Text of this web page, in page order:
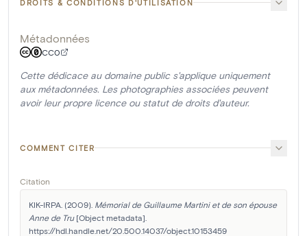
DROITS & CONDITIONS D'UTILISATION
Métadonnées
CC0
Cette dédicace au domaine public s'applique uniquement
aux métadonnées. Les photographies associées peuvent
avoir leur propre licence ou statut de droits d'auteur.
COMMENT CITER
Citation
KIK-IRPA. (2009). Mémorial de Guillaume Martini et de son épouse
Anne de Tru [Object metadata].
https://hdl.handle.net/20.500.14037/object.10153459